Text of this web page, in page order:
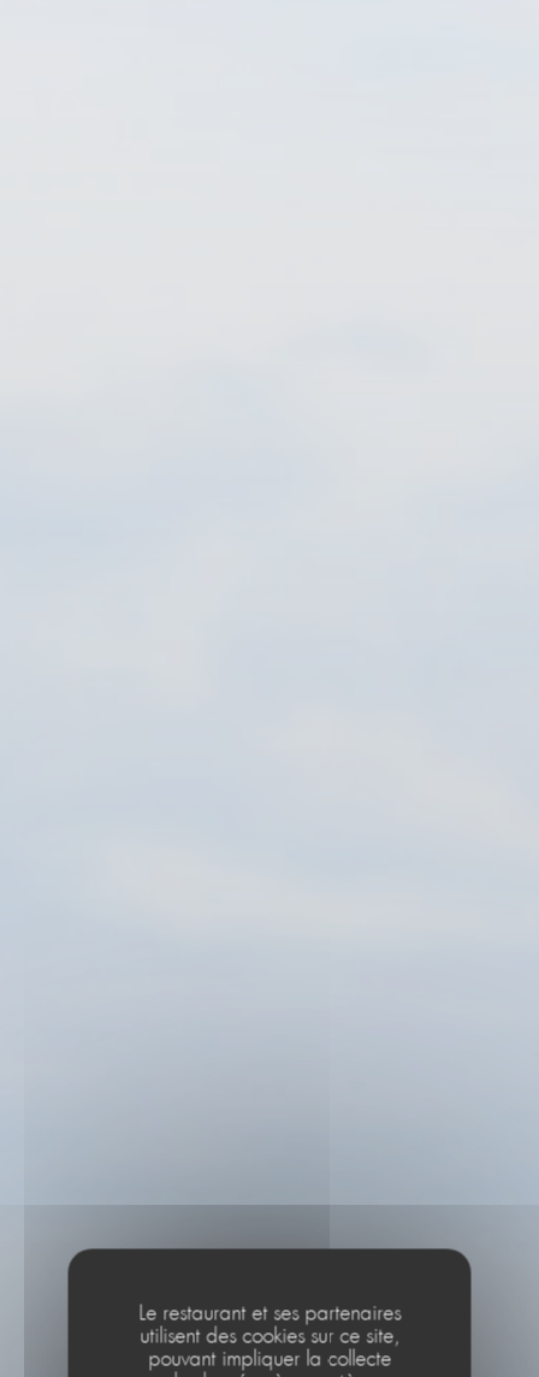
Le restaurant et ses partenaires
utilisent des cookies sur ce site,
pouvant impliquer la collecte